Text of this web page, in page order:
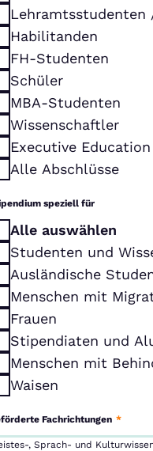
Lehramtsstudenten
Habilitanden
FH-Studenten
Schüler
MBA-Studenten
Wissenschaftler
Executive Education
Alle Abschlüsse
speziell für
Alle auswählen
Studenten und
Ausländische
Menschen mit
Frauen
Stipendiaten und
Menschen mit
Waisen
Fachrichtungen *
, Sprach- und